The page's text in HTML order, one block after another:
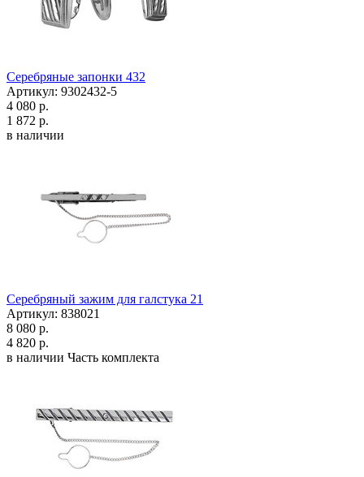
Серебряные запонки 432
Артикул: 9302432-5
4 080 р.
1 872 р.
в наличии
Серебряный зажим для галстука 21
Артикул: 838021
8 080 р.
4 820 р.
в наличии Часть комплекта